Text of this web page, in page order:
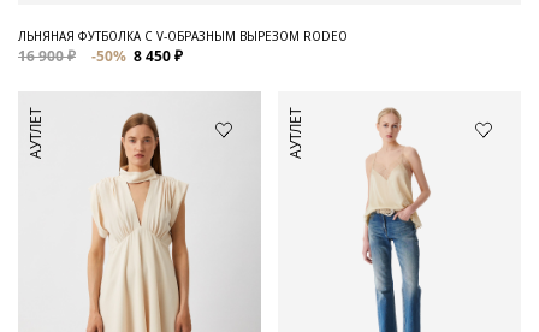
ЛЬНЯНАЯ ФУТБОЛКА С V-ОБРАЗНЫМ ВЫРЕЗОМ RODEO
16 900 ₽ -50% 8 450 ₽
АУТЛЕТ АУТЛЕТ